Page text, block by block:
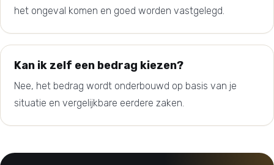
het ongeval komen en goed worden vastgelegd.
Kan ik zelf een bedrag kiezen?
Nee, het bedrag wordt onderbouwd op basis van je
situatie en vergelijkbare eerdere zaken.